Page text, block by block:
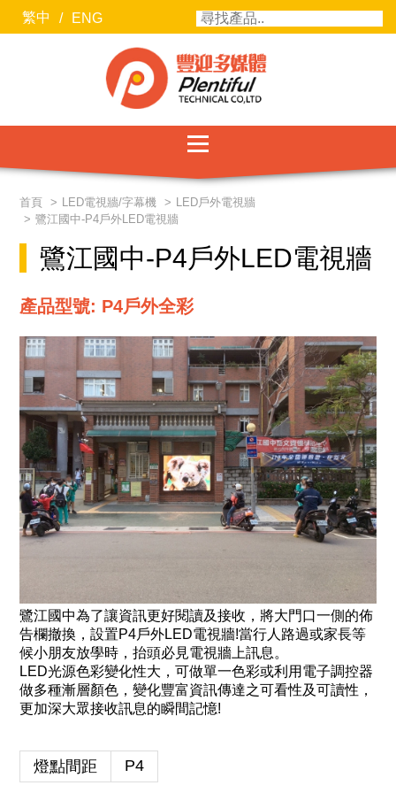
繁中 / ENG
服務項目
最新消息
聯絡我們
關於豐迎
合作廠商
首頁 LED電視牆/字幕機
LED戶外電視牆
鷺江國中-P4戶外LED電視牆
鷺江國中-P4戶外LED電視牆
產品型號: P4戶外全彩
鷺江國中為了讓資訊更好閱讀及接收，將大門口一側的佈
告欄撤換，設置P4戶外LED電視牆!當行人路過或家長等
候小朋友放學時，抬頭必見電視牆上訊息。
LED光源色彩變化性大，可做單一色彩或利用電子調控器
做多種漸層顏色，變化豐富資訊傳達之可看性及可讀性，
更加深大眾接收訊息的瞬間記憶!
燈點間距 P4